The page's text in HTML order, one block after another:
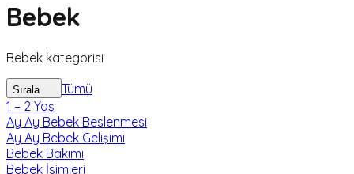
Bebek
Bebek kategorisi
Sırala
Tümü
1 – 2 Yaş
Ay Ay Bebek Beslenmesi
Ay Ay Bebek Gelişimi
Bebek Bakımı
Bebek İsimleri